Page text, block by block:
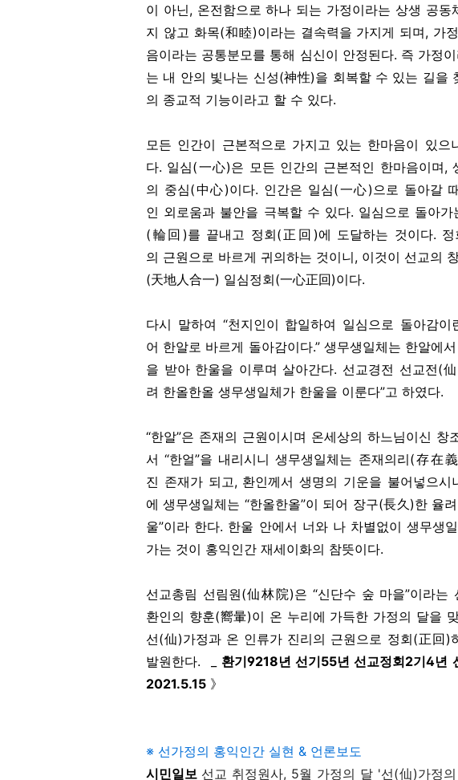
이 아닌, 온전함으로 하나 되는 가정이라는 상생 공동
지 않고 화목(和睦)이라는 결속력을 가지게 되며, 가
음이라는 공통분모를 통해 심신이 안정된다. 즉 가정
는 내 안의 빛나는 신성(神性)을 회복할 수 있는 길을
의 종교적 기능이라고 할 수 있다.
모든 인간이 근본적으로 가지고 있는 한마음이 있
다. 일심(一心)은 모든 인간의 근본적인 한마음이며,
의 중심(中心)이다. 인간은 일심(一心)으로 돌아갈
인 외로움과 불안을 극복할 수 있다. 일심으로 돌아
(輪回)를 끝내고 정회(正回)에 도달하는 것이다. 정
의 근원으로 바르게 귀의하는 것이니, 이것이 선교의
(天地人合一) 일심정회(一心正回)이다.
다시 말하여 “천지인이 합일하여 일심으로 돌아감
어 한알로 바르게 돌아감이다.” 생무생일체는 한알에
을 받아 한울을 이루며 살아간다. 선교경전 선교전(
려 한올한올 생무생일체가 한울을 이룬다”고 하였다.
“한알”은 존재의 근원이시며 온세상의 하느님이신 창
서 “한얼”을 내리시니 생무생일체는 존재의리(存在
진 존재가 되고, 환인께서 생명의 기운을 불어넣으시
에 생무생일체는 “한올한올”이 되어 장구(長久)한 율
울”이라 한다. 한울 안에서 너와 나 차별없이 생무생
가는 것이 홍익인간 재세이화의 참뜻이다.
선교총림 선림원(仙林院)은 “신단수 숲 마을”이라는
환인의 향훈(嚮暈)이 온 누리에 가득한 가정의 달을
선(仙)가정과 온 인류가 진리의 근원으로 정회(正回)
발원한다. _ 환기9218년 선기55년 선교정회2기4년
2021.5.15 》
※ 선가정의 홍익인간 실현 & 언론보도
시민일보 선교 취정원사, 5월 가정의 달 '선(仙)가정